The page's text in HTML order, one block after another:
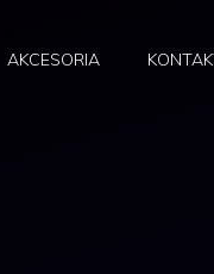
AKCESORIA